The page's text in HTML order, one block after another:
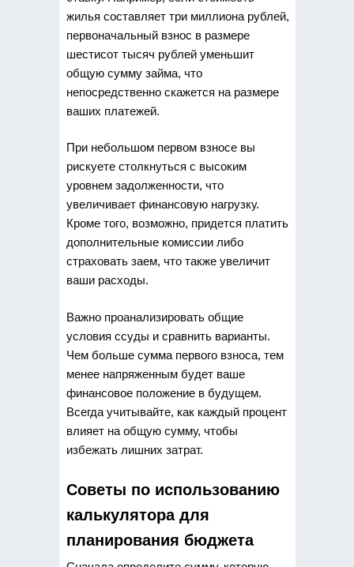
жилья составляет три миллиона рублей,
первоначальный взнос в размере
шестисот тысяч рублей уменьшит
общую сумму займа, что
непосредственно скажется на размере
ваших платежей.
При небольшом первом взносе вы
рискуете столкнуться с высоким
уровнем задолженности, что
увеличивает финансовую нагрузку.
Кроме того, возможно, придется платить
дополнительные комиссии либо
страховать заем, что также увеличит
ваши расходы.
Важно проанализировать общие
условия ссуды и сравнить варианты.
Чем больше сумма первого взноса, тем
менее напряженным будет ваше
финансовое положение в будущем.
Всегда учитывайте, как каждый процент
влияет на общую сумму, чтобы
избежать лишних затрат.
Советы по использованию
калькулятора для
планирования бюджета